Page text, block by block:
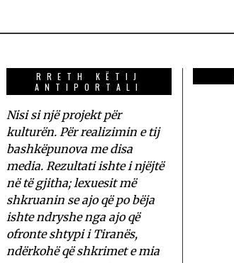
RRETH KËTIJ
ANTIPORTALI
Nisi si një projekt për
kulturën. Për realizimin e tij
bashkëpunova me disa
media. Rezultati ishte i njëjtë
në të gjitha; lexuesit më
shkruanin se ajo që po bëja
ishte ndryshe nga ajo që
ofronte shtypi i Tiranës,
ndërkohë që shkrimet e mia